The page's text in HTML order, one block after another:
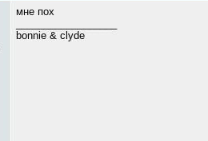
мне пох
bonnie & clyde